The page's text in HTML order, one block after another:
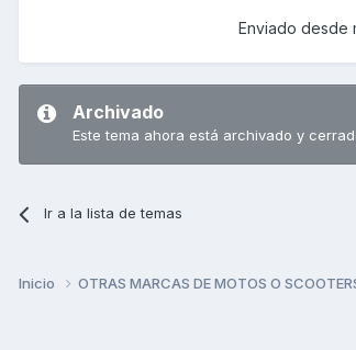
Enviado desde
Archivado
Este tema ahora está archivado y
Ir a la lista de temas
Inicio OTRAS MARCAS DE MOTOS O